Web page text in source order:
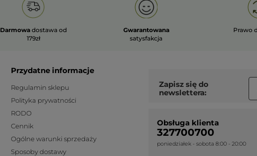
Darmowa dostawa od
179zł
Gwarantowana
satysfakcja
Prawo
Przydatne informacje
Regulamin sklepu
Polityka prywatności
RODO
Cennik
Ogólne warunki sprzedaży
Sposoby dostawy
Zapisz się do
newslettera:
Obsługa klienta
327700700
poniedziałek - sobota 8:00 - 20:00